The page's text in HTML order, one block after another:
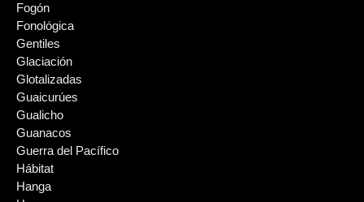
Fogón
Fonológica
Gentiles
Glaciación
Glotalizadas
Guaicurúes
Gualicho
Guanacos
Guerra del Pacífico
Hábitat
Hanga